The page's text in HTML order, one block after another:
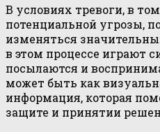
В условиях тревоги, в
потенциальной угрозы,
изменяться
в этом процессе играют
посылаются и
может быть как
информация, которая
защите и принятии